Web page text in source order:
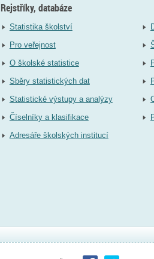
Rejstříky, databáze
Statistika školství
Pro veřejnost
O školské statistice
Sběry statistických dat
Statistické výstupy a analýzy
Číselníky a klasifikace
Adresáře školských institucí